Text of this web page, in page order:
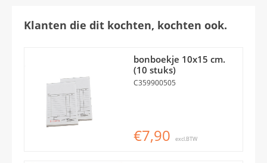
Klanten die dit kochten, kochten ook.
bonboekje 10x15 cm.
(10 stuks)
C359900505
€7,90 excl.BTW